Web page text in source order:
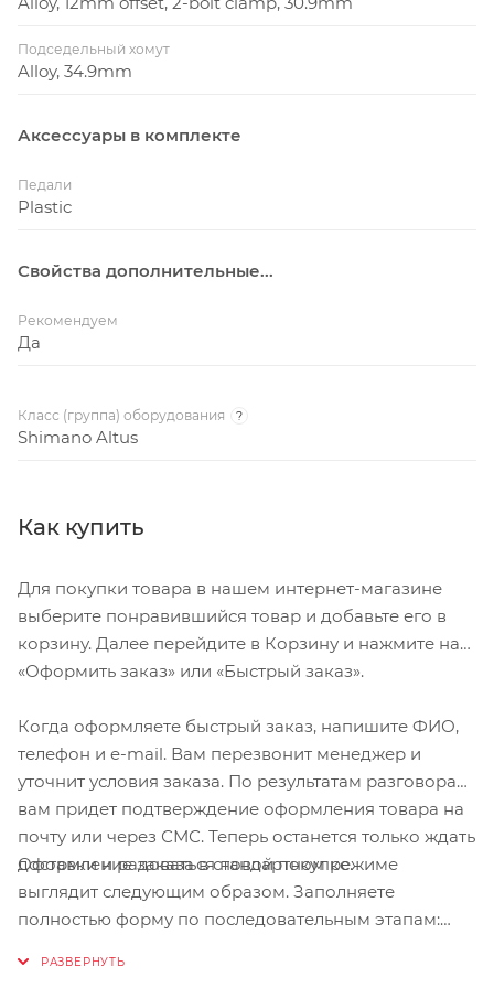
Подседельный хомут
Alloy, 34.9mm
Аксессуары в комплекте
Педали
Plastic
Свойства дополнительные...
Рекомендуем
Да
Класс (группа) оборудования ?
Shimano Altus
Как купить
Для покупки товара в нашем интернет-магазине
выберите понравившийся товар и добавьте его в
корзину. Далее перейдите в Корзину и нажмите на
«Оформить заказ» или «Быстрый заказ».
Когда оформляете быстрый заказ, напишите ФИО,
телефон и e-mail. Вам перезвонит менеджер и
уточнит условия заказа. По результатам разговора
вам придет подтверждение оформления товара на
почту или через СМС. Теперь останется только ждать
доставки и радоваться новой покупке.
Оформление заказа в стандартном режиме
выглядит следующим образом. Заполняете
полностью форму по последовательным этапам: